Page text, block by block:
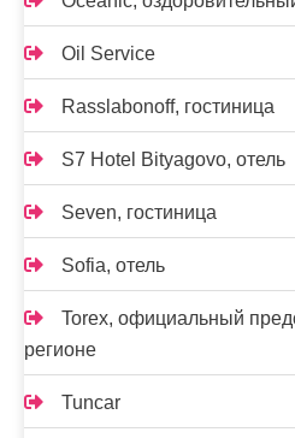
Oil Service
Rasslabonoff, гостиница
S7 Hotel Bityagovo, отель
Seven, гостиница
Sofia, отель
Torex, официальный
регионе
Tuncar